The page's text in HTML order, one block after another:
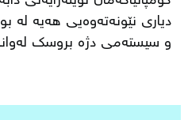
دیاری نێونەتەوەیی هەیە لە
و سیستەمی دژە بروسك